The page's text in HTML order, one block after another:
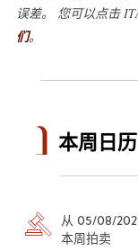
误差。 您可以点击
们。
本周日历
从 05/08/
本周拍卖